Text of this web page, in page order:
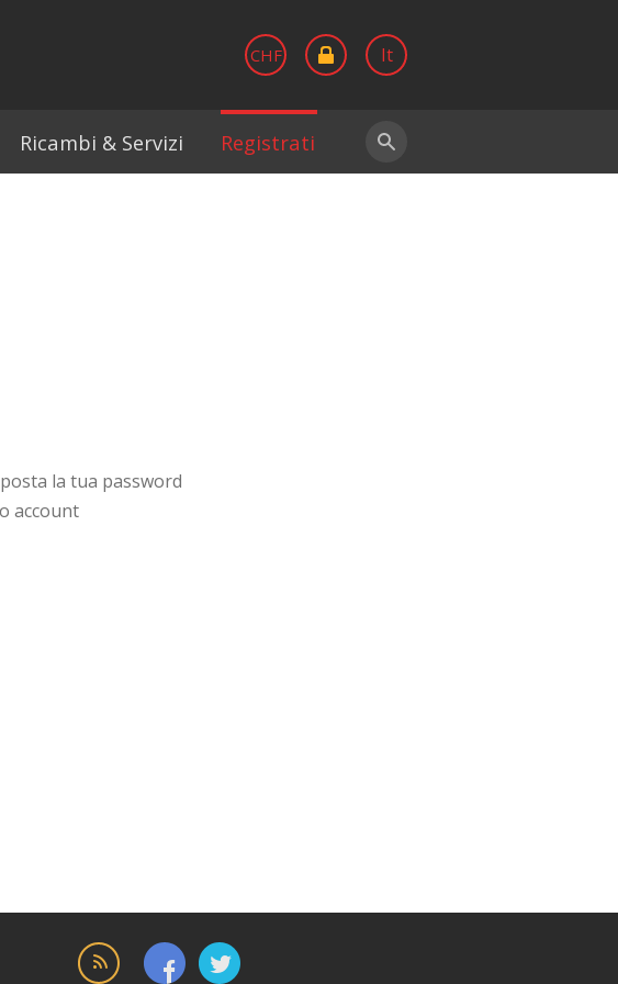
CHF It
Ricambi & Servizi Registrati
la tua password
account